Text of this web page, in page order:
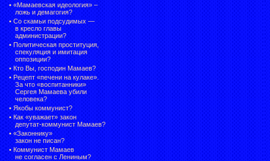
• «Мамаевская идеология» –
ложь и демагогия?
• Со скамьи подсудимых —
в кресло главы
администрации?
• Политическая проституция,
спекуляция и имитация
оппозиции?
• Кто Вы, господин Мамаев?
• Рецепт «печени на кулаке».
За что «воспитанники»
Сергея Мамаева убили
человека?
• Якобы коммунист?
• Как «уважает» закон
депутат-коммунист Мамаев?
• «Законнику»
закон не писан?
• Коммунист Мамаев
не согласен с Лениным?